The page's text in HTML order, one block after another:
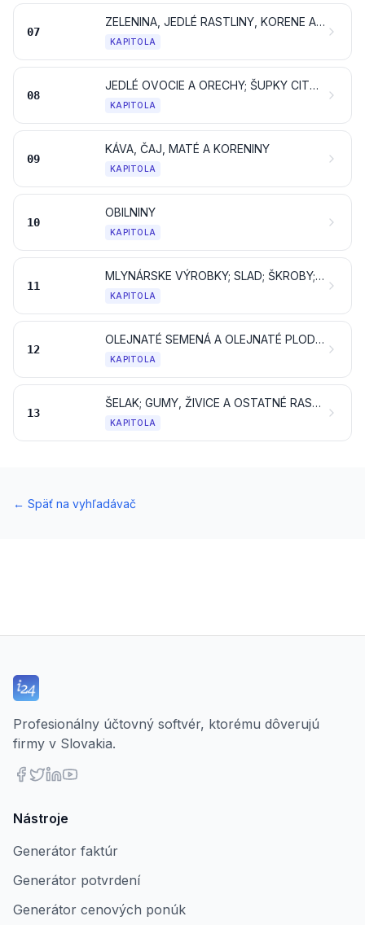
07
ZELENINA, JEDLÉ RASTLINY, KORENE A HĽUZY
KAPITOLA
08
JEDLÉ OVOCIE A ORECHY; ŠUPKY CITRUSOVÝCH PLODOV ALEBO MELÓNOV
KAPITOLA
09
KÁVA, ČAJ, MATÉ A KORENINY
KAPITOLA
10
OBILNINY
KAPITOLA
11
MLYNÁRSKE VÝROBKY; SLAD; ŠKROBY; INULÍN; PŠENIČNÝ LEPOK
KAPITOLA
12
OLEJNATÉ SEMENÁ A OLEJNATÉ PLODY; RÔZNE ZRNÁ, SEMENÁ A PLODY; PRIEMYSELNÉ ALEBO LIEČIVÉ RASTLINY; SLAMA A KRMOVINY
KAPITOLA
13
ŠELAK; GUMY, ŽIVICE A OSTATNÉ RASTLINNÉ ŠŤAVY A VÝŤAŽKY
KAPITOLA
← Späť na vyhľadávač
Profesionálny účtovný softvér, ktorému dôverujú
firmy v Slovakia.
Nástroje
Generátor faktúr
Generátor potvrdení
Generátor cenových ponúk